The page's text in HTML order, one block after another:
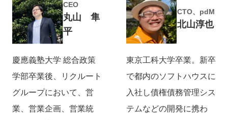
CEO
丸山 隼
平
慶應義塾大学 総合政策
学部卒業後、リクルート
グループにおいて、営
業、営業企画、営業統
CTO、pdM
北山淳也
東京工科大学卒業。新卒
で都内のソフトハウスに
入社し債権債務管理シス
テムなどの開発に携わ